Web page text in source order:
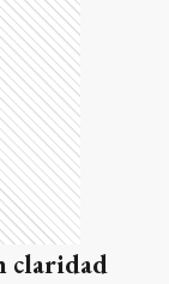
claridad